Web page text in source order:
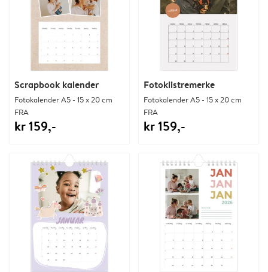
Scrapbook kalender
Fotokalender A5 - 15 x 20 cm
FRA
kr 159,-
Fotoklistremerke
Fotokalender A5 - 15 x 20 cm
FRA
kr 159,-